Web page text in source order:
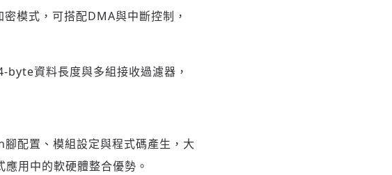
模式，可搭配DMA與中斷控制，
資料長度與多組接收過濾器，
配置、模組設定與程式碼產生，大
用中的軟硬體整合優勢。